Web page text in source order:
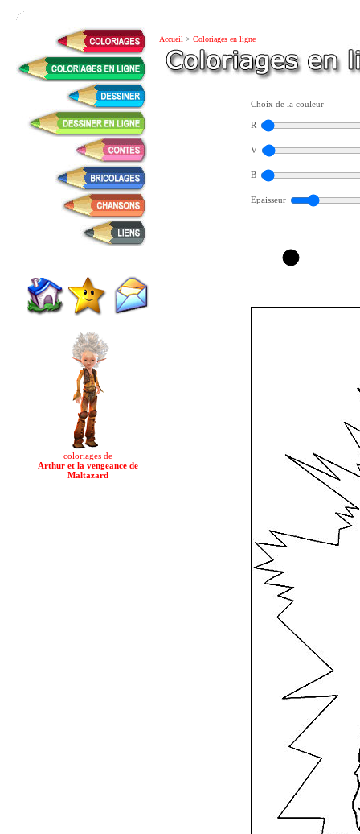
coloriages de
Arthur et la vengeance de
Maltazard
Accueil > Coloriages en ligne
Choix de la couleur
R
V
B
Epaisseur